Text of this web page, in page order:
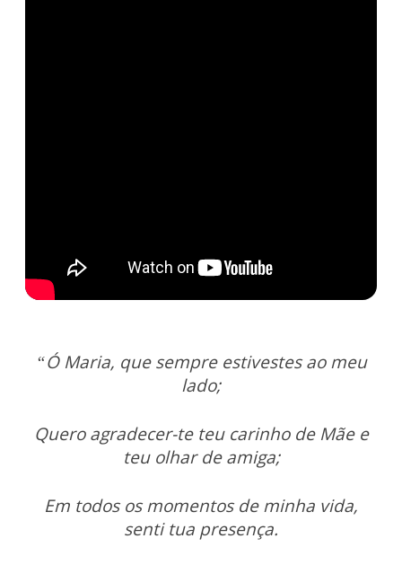
“Ó Maria, que sempre estivestes ao meu
lado;
Quero agradecer-te teu carinho de Mãe e
teu olhar de amiga;
Em todos os momentos de minha vida,
senti tua presença.